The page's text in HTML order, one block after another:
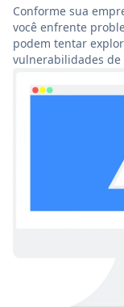
Conforme sua
você enfrente
podem tentar
vulnerabilidades de